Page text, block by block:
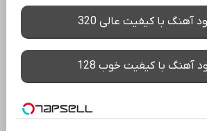
آهنگ با کیفیت عالی 320
آهنگ با کیفیت خوب 128